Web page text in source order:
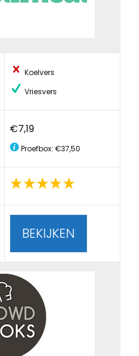
Koelvers
Vriesvers
€7,19
Proefbox: €37,50
BEKIJKEN